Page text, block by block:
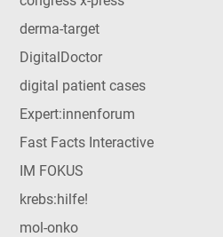
derma-target
DigitalDoctor
digital patient cases
Expert:innenforum
Fast Facts Interactive
IM FOKUS
krebs:hilfe!
mol-onko